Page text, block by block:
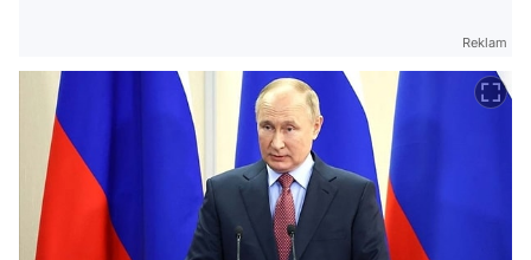
Reklam